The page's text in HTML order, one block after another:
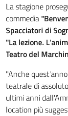
La stagione
commedia
Spacciatori di
"La lezione.
Teatro del
"Anche
teatrale di
ultimi anni
location più